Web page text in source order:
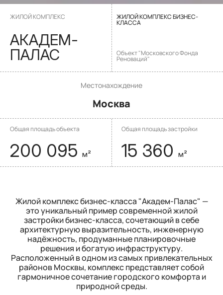
ЖИЛОЙ КОМПЛЕКС
АКАДЕМ-
ПАЛАС
ЖИЛОЙ КОМПЛЕКС БИЗНЕС-
КЛАССА
Объект "Московского Фонда
Реноваций"
Местонахождение
Москва
Общая площадь объекта
200 095 м²
Общая площадь застройки
15 360 м²
Жилой комплекс бизнес-класса "Академ-Палас" —
это уникальный пример современной жилой
застройки бизнес-класса, сочетающий в себе
архитектурную выразительность, инженерную
надёжность, продуманные планировочные
решения и богатую инфраструктуру.
Расположенный в одном из самых привлекательных
районов Москвы, комплекс представляет собой
гармоничное сочетание городского комфорта и
природной среды.